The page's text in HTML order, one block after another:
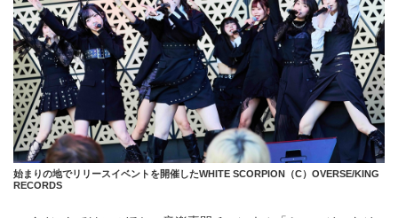
始まりの地でリリースイベントを開催したWHITE SCORPION（C）OVERSE/KING
RECORDS